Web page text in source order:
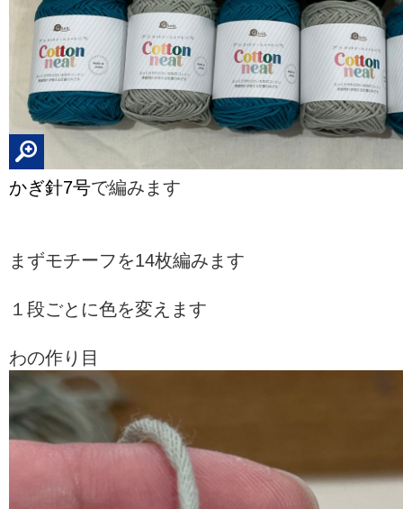
かぎ針7号で編みます
まずモチーフを14枚編みます
１段ごとに色を変えます
わの作り目